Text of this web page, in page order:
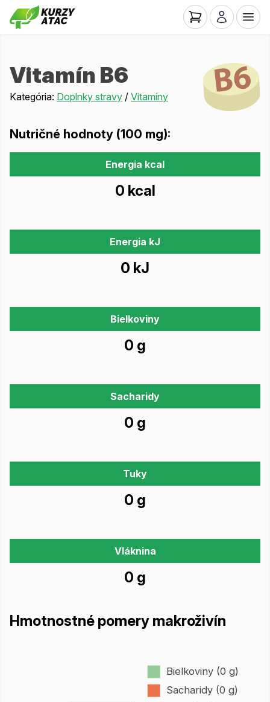
Vitamín B6
Kategória: Doplnky stravy / Vitamíny
Nutričné hodnoty (100 mg):
Energia kcal
0 kcal
Energia kJ
0 kJ
Bielkoviny
0 g
Sacharidy
0 g
Tuky
0 g
Vláknina
0 g
Hmotnostné pomery makroživín
Bielkoviny (0 g)
Sacharidy (0 g)